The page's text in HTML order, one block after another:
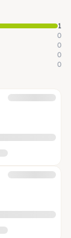
1
0
0
0
0